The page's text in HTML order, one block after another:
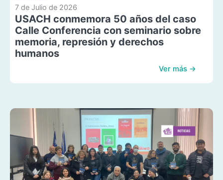
7 de Julio de 2026
USACH conmemora 50 años del caso
Calle Conferencia con seminario sobre
memoria, represión y derechos
humanos
Ver más →